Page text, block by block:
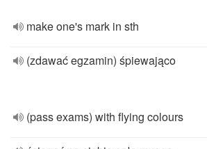
make one's mark in sth
(zdawać egzamin) śpiewająco
(pass exams) with flying colours